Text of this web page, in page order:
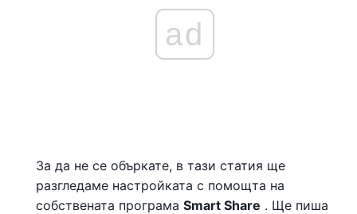
ad
За да не се объркате, в тази статия ще
разгледаме настройката с помощта на
собствената програма Smart Share . Ще пиша